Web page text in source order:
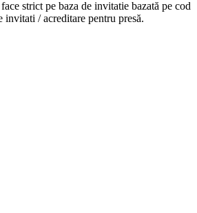
strict pe baza de invitatie bazată pe cod
invitati / acreditare pentru presă.